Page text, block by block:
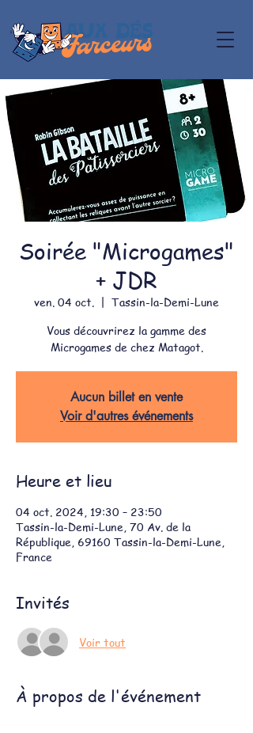
Soirée "Microgames"
+ JDR
ven. 04 oct.
  |
Tassin-la-Demi-Lune
Vous découvrirez la gamme des
Microgames de chez Matagot.
Aucun billet en vente
Voir d'autres événements
Heure et lieu
04 oct. 2024, 19:30 – 23:50
Tassin-la-Demi-Lune, 70 Av. de la
République, 69160 Tassin-la-Demi-Lune,
France
Invités
Voir tout
À propos de l'événement